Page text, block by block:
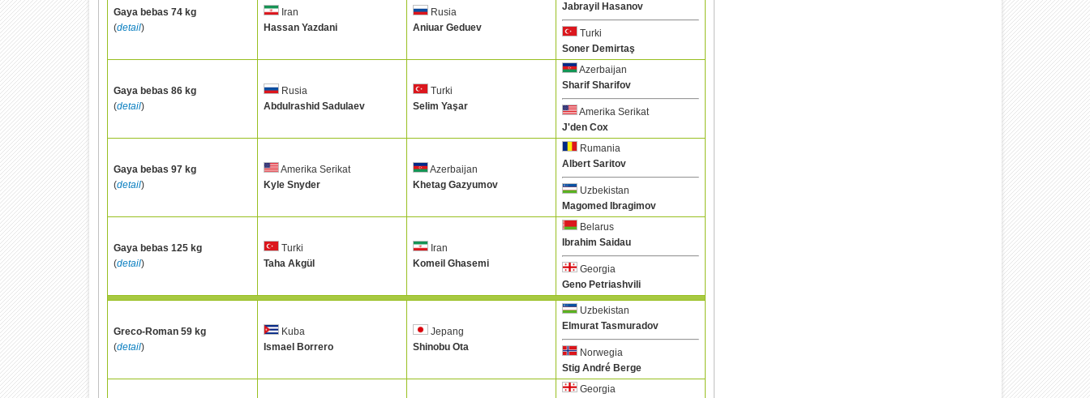
Gaya bebas 74 kg
(detail)
Iran
Hassan Yazdani
Rusia
Aniuar Geduev
Jabrayil Hasanov
Turki
Soner Demirtaş
Gaya bebas 86 kg
(detail)
Rusia
Abdulrashid Sadulaev
Turki
Selim Yaşar
Azerbaijan
Sharif Sharifov
Amerika Serikat
J'den Cox
Gaya bebas 97 kg
(detail)
Amerika Serikat
Kyle Snyder
Azerbaijan
Khetag Gazyumov
Rumania
Albert Saritov
Uzbekistan
Magomed Ibragimov
Gaya bebas 125 kg
(detail)
Turki
Taha Akgül
Iran
Komeil Ghasemi
Belarus
Ibrahim Saidau
Georgia
Geno Petriashvili
Greco-Roman 59 kg
(detail)
Kuba
Ismael Borrero
Jepang
Shinobu Ota
Uzbekistan
Elmurat Tasmuradov
Norwegia
Stig André Berge
Georgia